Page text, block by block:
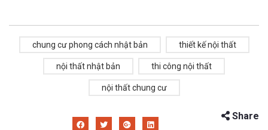
chung cư phong cách nhật bản thiết kế nội thất
nội thất nhật bản thi công nội thất
nội thất chung cư
Share